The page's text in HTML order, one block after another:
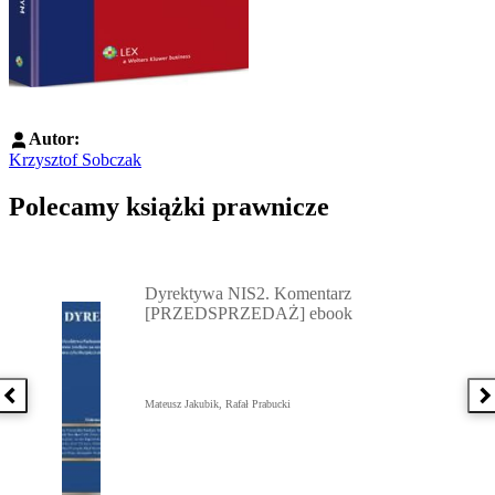
Autor:
Krzysztof Sobczak
Polecamy książki prawnicze
Poprzednia książka
Dyrektywa NIS2. Komentarz
[PRZEDSPRZEDAŻ] ebook
Mateusz Jakubik, Rafał Prabucki